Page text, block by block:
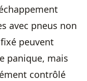
avec pneus non
peuvent
panique, mais
contrôlé